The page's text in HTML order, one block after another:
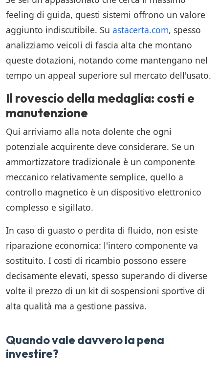
feeling di guida, questi sistemi offrono un valore
aggiunto indiscutibile. Su astacerta.com, spesso
analizziamo veicoli di fascia alta che montano
queste dotazioni, notando come mantengano nel
tempo un appeal superiore sul mercato dell'usato.
Il rovescio della medaglia: costi e
manutenzione
Qui arriviamo alla nota dolente che ogni
potenziale acquirente deve considerare. Se un
ammortizzatore tradizionale è un componente
meccanico relativamente semplice, quello a
controllo magnetico è un dispositivo elettronico
complesso e sigillato.
In caso di guasto o perdita di fluido, non esiste
riparazione economica: l'intero componente va
sostituito. I costi di ricambio possono essere
decisamente elevati, spesso superando di diverse
volte il prezzo di un kit di sospensioni sportive di
alta qualità ma a gestione passiva.
Quando vale davvero la pena
investire?